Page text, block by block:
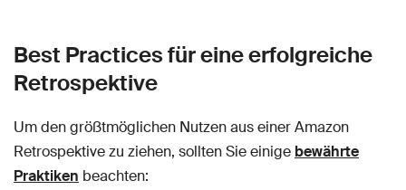
Best Practices für eine erfolgreiche
Retrospektive
Um den größtmöglichen Nutzen aus einer Amazon
Retrospektive zu ziehen, sollten Sie einige bewährte
Praktiken beachten: